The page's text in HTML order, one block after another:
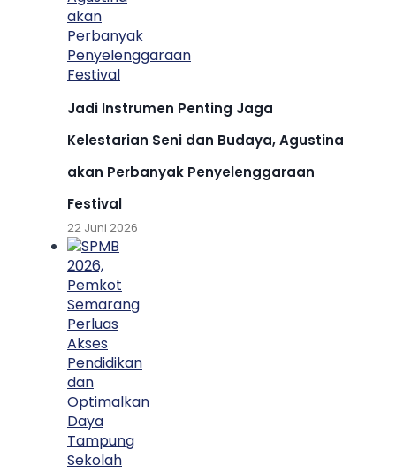
Jadi Instrumen Penting Jaga
Kelestarian Seni dan Budaya, Agustina
akan Perbanyak Penyelenggaraan
Festival
22 Juni 2026